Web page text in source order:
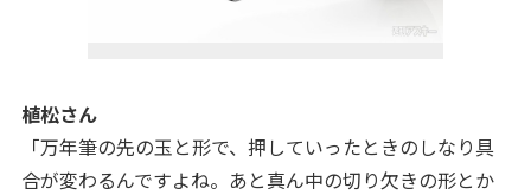
植松さん
「万年筆の先の玉と形で、押していったときのしなり具
合が変わるんですよね。あと真ん中の切り欠きの形とか